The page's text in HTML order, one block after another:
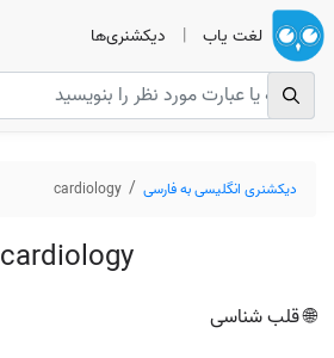
لغت یاب | دیکشنری‌ها
دیکشنری انگلیسی به فارسی cardiology
cardiology
🌐 قلب شناسی